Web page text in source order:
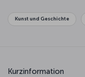
Kunst und Geschichte
Kurzinformation